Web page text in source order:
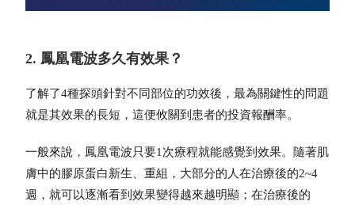
2. 鳳凰電波多久有效果？
了解了4種探頭針對不同部位的功效後，最為關鍵性的問題
就是其效果的長短，這便攸關到患者的投資報酬率。
一般來說， 鳳凰電波只要1次療程就能感覺到效果。隨著肌
膚中的膠原蛋白新生、重組，大部分的人在治療後的2~4
週，就可以逐漸看到效果變得越來越明顯；在治療後的